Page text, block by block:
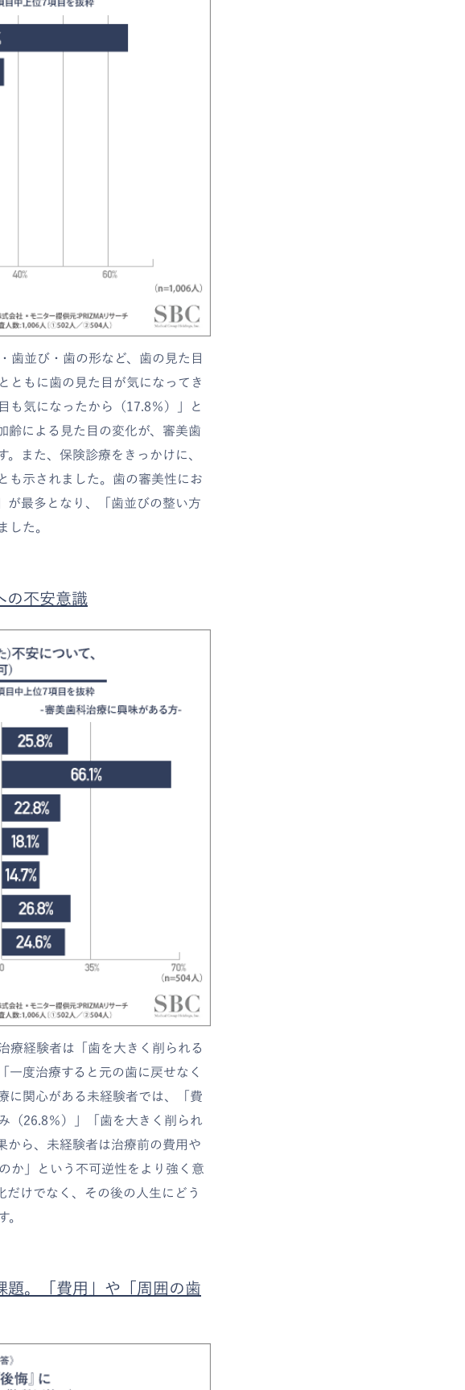
歯並び・歯の形など、歯の見た目
ともに歯の見た目が気になってき
も気になったから（17.8％）」と
齢による見た目の変化が、審美歯
また、保険診療をきっかけに、
も示されました。歯の審美性にお
が最多となり、「歯並びの整い方
した。
の不安意識
療経験者は「歯を大きく削られる
一度治療すると元の歯に戻せなく
に関心がある未経験者では、「費
（26.8％）」「歯を大きく削られ
から、未経験者は治療前の費用や
か」という不可逆性をより強く意
だけでなく、その後の人生にどう
。
題。「費用」や「周囲の歯